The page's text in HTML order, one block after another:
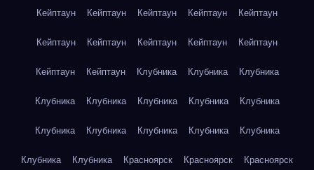
Кейптаун Кейптаун Кейптаун Кейптаун Кейптаун
Кейптаун Кейптаун Кейптаун Кейптаун Кейптаун
Кейптаун Кейптаун Клубника Клубника Клубника
Клубника Клубника Клубника Клубника Клубника
Клубника Клубника Клубника Клубника Клубника
Клубника Клубника Красноярск Красноярск Красноярск